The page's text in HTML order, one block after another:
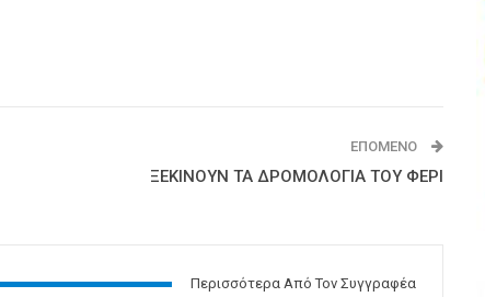
ΕΠΌΜΕΝΟ
ΞΕΚΙΝΟΥΝ ΤΑ ΔΡΟΜΟΛΟΓΙΑ ΤΟΥ ΦΕΡΙ
Περισσότερα Από Τον Συγγραφέα